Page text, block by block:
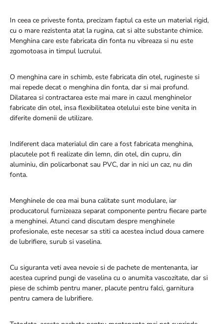
In ceea ce priveste fonta, precizam faptul ca este un material rigid,
cu o mare rezistenta atat la rugina, cat si alte substante chimice.
Menghina care este fabricata din fonta nu vibreaza si nu este
zgomotoasa in timpul lucrului.
O menghina care in schimb, este fabricata din otel, rugineste si
mai repede decat o menghina din fonta, dar si mai profund.
Dilatarea si contractarea este mai mare in cazul menghinelor
fabricate din otel, insa flexibilitatea otelului este bine venita in
diferite domenii de utilizare.
Indiferent daca materialul din care a fost fabricata menghina,
placutele pot fi realizate din lemn, din otel, din cupru, din
aluminiu, din policarbonat sau PVC, dar in nici un caz, nu din
fonta.
Menghinele de cea mai buna calitate sunt modulare, iar
producatorul furnizeaza separat componente pentru fiecare parte
a menghinei. Atunci cand discutam despre menghinele
profesionale, este necesar sa stiti ca acestea includ doua camere
de lubrifiere, surub si vaselina.
Cu siguranta veti avea nevoie si de pachete de mentenanta, iar
acestea cuprind pungi de vaselina cu o anumita vascozitate, dar si
piese de schimb pentru maner, placute pentru falci, garnitura
pentru camera de lubrifiere.